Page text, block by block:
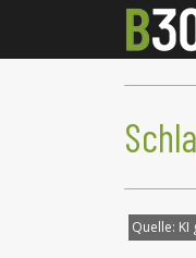
Quelle: KI